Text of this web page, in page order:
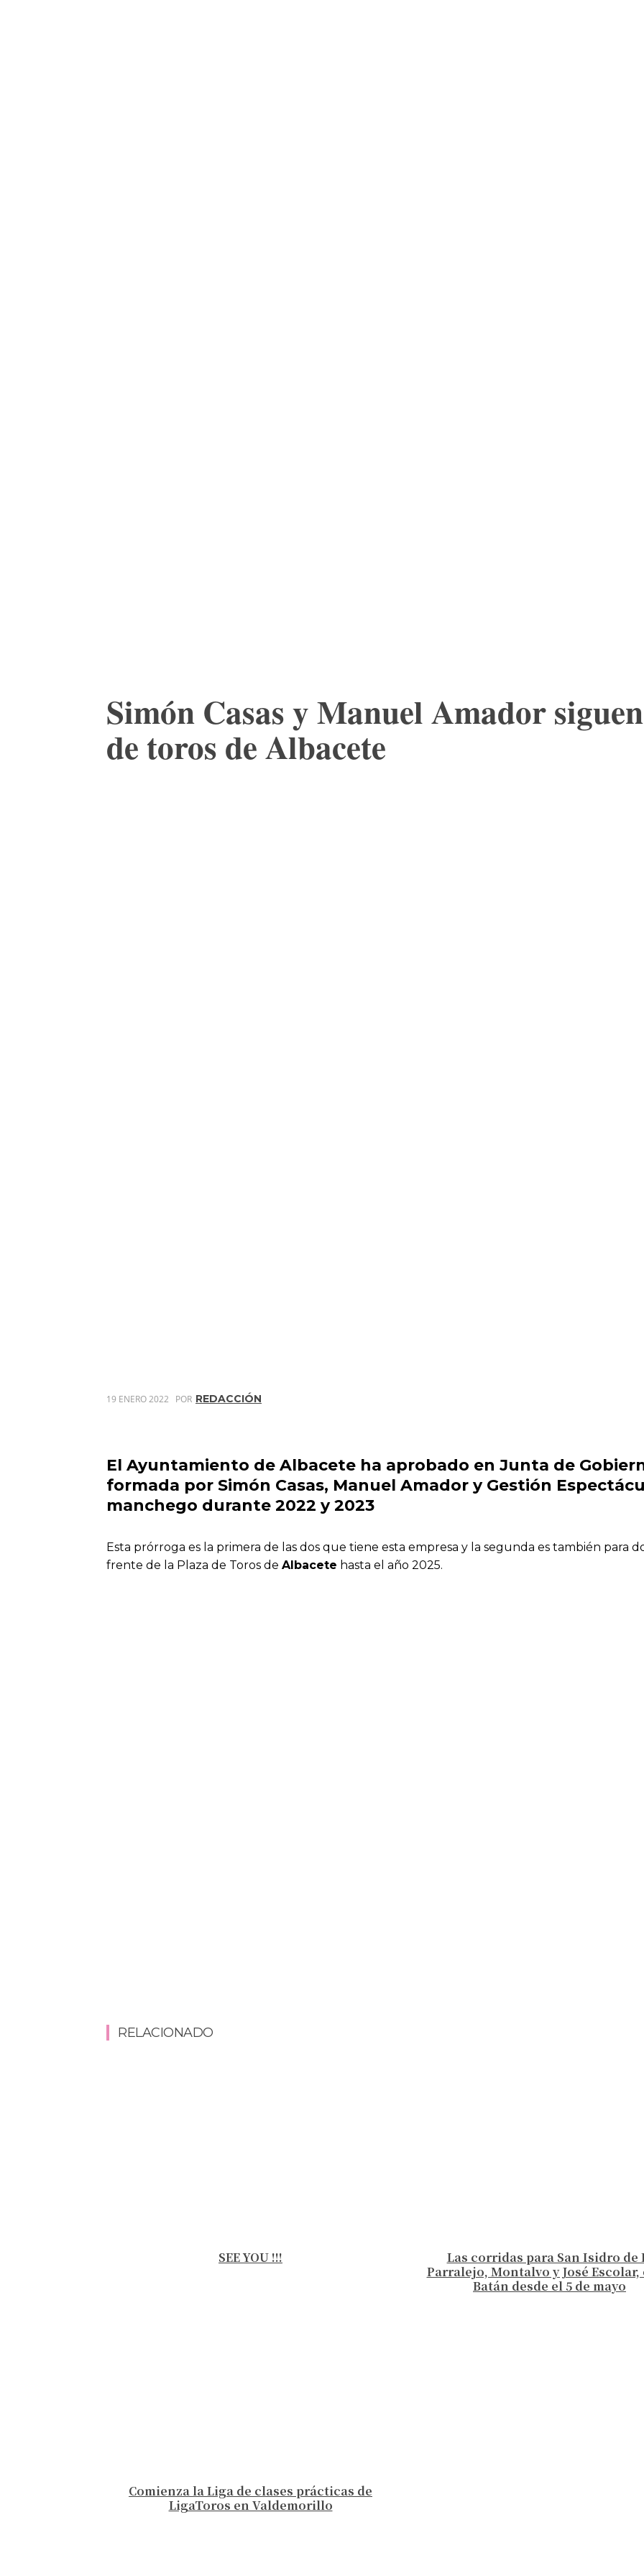
Simón Casas y Manuel Amador
de toros de Albacete
19 ENERO 2022 POR REDACCIÓN
El Ayuntamiento de Albacete ha aprobado en Junta de
formada por Simón Casas, Manuel Amador y Gestión
manchego durante 2022 y 2023
Esta prórroga es la primera de las dos que tiene esta empresa y la segunda es también para
frente de la Plaza de Toros de Albacete hasta el año 2025.
RELACIONADO
SEE YOU !!!
Las corridas para San Isidro de
Parralejo, Montalvo y José Escolar,
Batán desde el 5 de mayo
Comienza la Liga de clases prácticas de
LigaToros en Valdemorillo